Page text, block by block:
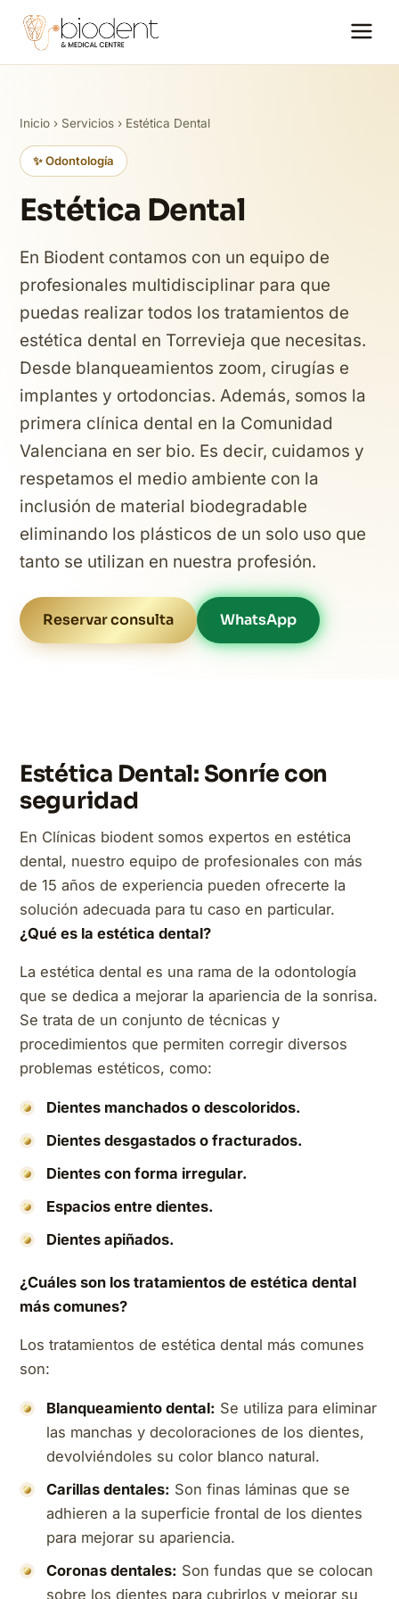
Inicio › Servicios › Estética Dental
✨ Odontología
Estética Dental
En Biodent contamos con un equipo de
profesionales multidisciplinar para que
puedas realizar todos los tratamientos de
estética dental en Torrevieja que necesitas.
Desde blanqueamientos zoom, cirugías e
implantes y ortodoncias. Además, somos la
primera clínica dental en la Comunidad
Valenciana en ser bio. Es decir, cuidamos y
respetamos el medio ambiente con la
inclusión de material biodegradable
eliminando los plásticos de un solo uso que
tanto se utilizan en nuestra profesión.
Reservar consulta WhatsApp
Estética Dental: Sonríe con
seguridad
En Clínicas biodent somos expertos en estética
dental, nuestro equipo de profesionales con más
de 15 años de experiencia pueden ofrecerte la
solución adecuada para tu caso en particular.
¿Qué es la estética dental?
La estética dental es una rama de la odontología
que se dedica a mejorar la apariencia de la sonrisa.
Se trata de un conjunto de técnicas y
procedimientos que permiten corregir diversos
problemas estéticos, como:
Dientes manchados o descoloridos.
Dientes desgastados o fracturados.
Dientes con forma irregular.
Espacios entre dientes.
Dientes apiñados.
¿Cuáles son los tratamientos de estética dental
más comunes?
Los tratamientos de estética dental más comunes
son:
Blanqueamiento dental: Se utiliza para eliminar
las manchas y decoloraciones de los dientes,
devolviéndoles su color blanco natural.
Carillas dentales: Son finas láminas que se
adhieren a la superficie frontal de los dientes
para mejorar su apariencia.
Coronas dentales: Son fundas que se colocan
sobre los dientes para cubrirlos y mejorar su